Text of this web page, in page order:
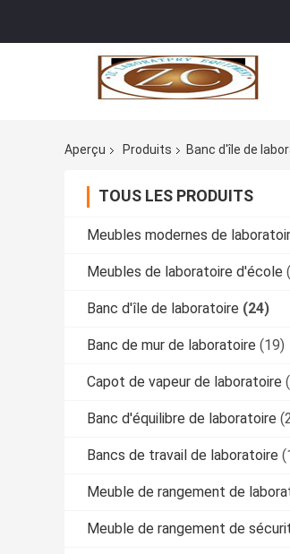
Aperçu Produits Banc d'île de
TOUS LES PRODUITS
Meubles modernes de
Meubles de laboratoire d'école
Banc d'île de laboratoire (24)
Banc de mur de laboratoire (19)
Capot de vapeur de laboratoire
Banc d'équilibre de laboratoire
Bancs de travail de laboratoire
Meuble de rangement de
Meuble de rangement de